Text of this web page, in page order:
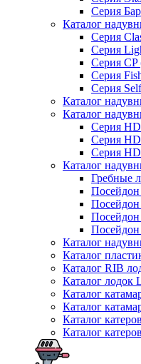
Серия
Каталог
Серия
Серия
Серия CP
Серия
Серия
Каталог
Каталог
Серия
Серия
Серия
Каталог
Гребные
Посейдон
Каталог
Каталог
Каталог RIB
Каталог лодок
Каталог
Каталог
Каталог
Каталог